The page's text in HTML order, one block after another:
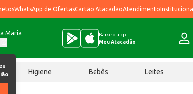
WhatsApp de OfertasCartão AtacadãoAtendimentoInstitucional
Maria
Baixe o app
Meu Atacadão
Higiene Bebês Leites